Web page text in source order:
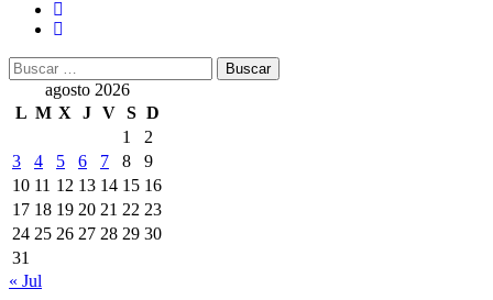
Buscar:
agosto 2026
L M X J V S D
1
2
3
4 5 6 7 8
9
10 11 12 13 14 15 16
17 18 19 20 21 22 23
24 25 26 27 28 29 30
31
« Jul